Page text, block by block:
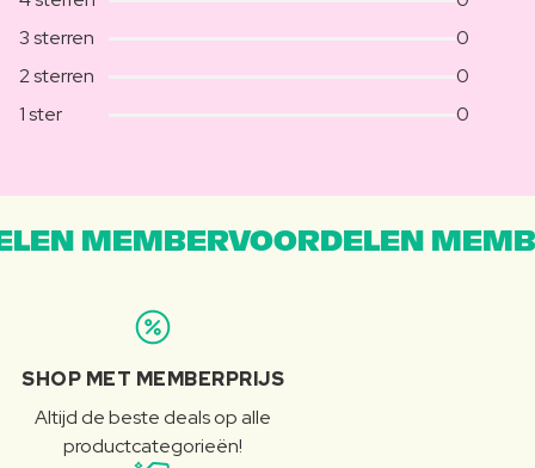
3 sterren
0
2 sterren
0
1 ster
0
MEMBERVOORDELEN
SHOP MET MEMBERPRIJS
Altijd de beste deals op alle
productcategorieën!